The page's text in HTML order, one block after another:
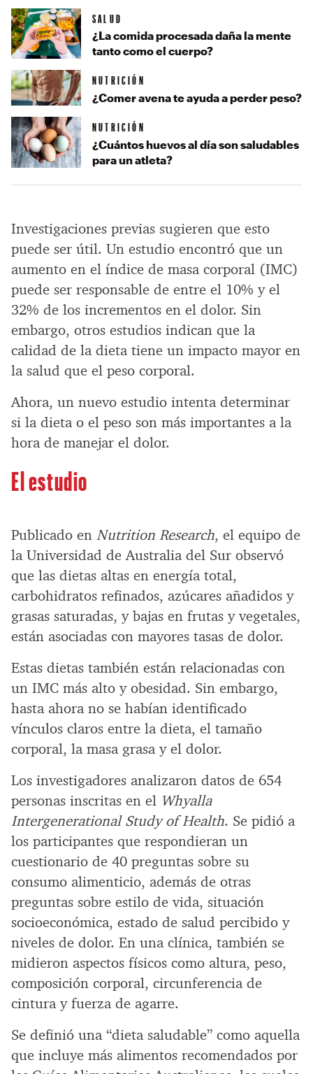
Investigaciones previas sugieren que esto
puede ser útil. Un estudio encontró que un
aumento en el índice de masa corporal (IMC)
puede ser responsable de entre el 10% y el
32% de los incrementos en el dolor. Sin
embargo, otros estudios indican que la
calidad de la dieta tiene un impacto mayor en
la salud que el peso corporal.
Ahora, un nuevo estudio intenta determinar
si la dieta o el peso son más importantes a la
hora de manejar el dolor.
El estudio
Publicado en Nutrition Research, el equipo de
la Universidad de Australia del Sur observó
que las dietas altas en energía total,
carbohidratos refinados, azúcares añadidos y
grasas saturadas, y bajas en frutas y vegetales,
están asociadas con mayores tasas de dolor.
Estas dietas también están relacionadas con
un IMC más alto y obesidad. Sin embargo,
hasta ahora no se habían identificado
vínculos claros entre la dieta, el tamaño
corporal, la masa grasa y el dolor.
Los investigadores analizaron datos de 654
personas inscritas en el Whyalla
Intergenerational Study of Health. Se pidió a
los participantes que respondieran un
cuestionario de 40 preguntas sobre su
consumo alimenticio, además de otras
preguntas sobre estilo de vida, situación
socioeconómica, estado de salud percibido y
niveles de dolor. En una clínica, también se
midieron aspectos físicos como altura, peso,
composición corporal, circunferencia de
cintura y fuerza de agarre.
Se definió una “dieta saludable” como aquella
que incluye más alimentos recomendados por
SALUD
¿La comida procesada daña la mente
tanto como el cuerpo?
NUTRICIÓN
¿Comer avena te ayuda a perder peso?
NUTRICIÓN
¿Cuántos huevos al día son saludables
para un atleta?